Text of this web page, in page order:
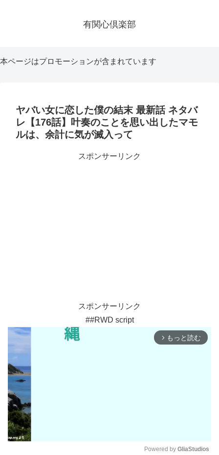
有関心倶楽部
本ページはプロモーションが含まれています
ヤバい女に恋した僕の結末 最新話 ネタバ
レ【176話】叶奏のことを思い出したマモ
ルは、余計に気が滅入って
スポンサーリンク
スポンサーリンク
##RWD script
arrow_forward_ios もっと読む
Powered by GliaStudios